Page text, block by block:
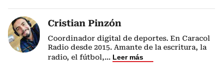
Cristian Pinzón
Coordinador digital de deportes. En Caracol
Radio desde 2015. Amante de la escritura, la
radio, el fútbol,... Leer más